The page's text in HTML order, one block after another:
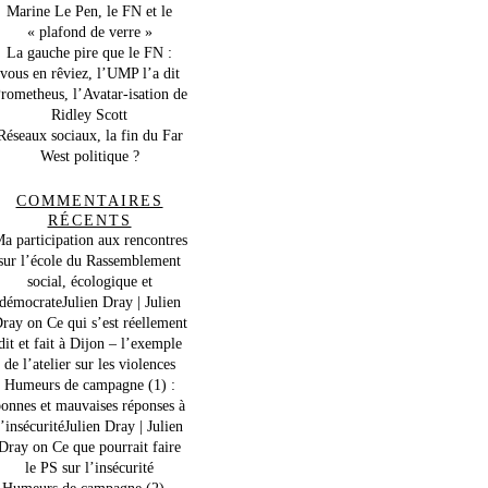
Marine Le Pen, le FN et le
« plafond de verre »
La gauche pire que le FN :
vous en rêviez, l’UMP l’a dit
l’Avatar-isation de
Ridley Scott
sociaux, la fin du Far
West politique ?
COMMENTAIRES
RÉCENTS
participation aux rencontres
l’école du Rassemblement
social, écologique et
démocrateJulien Dray | Julien
on Ce qui s’est réellement
et fait à Dijon – l’exemple
de l’atelier sur les violences
Humeurs de campagne (1) :
et mauvaises réponses à
Dray | Julien
on Ce que pourrait faire
le PS sur l’insécurité